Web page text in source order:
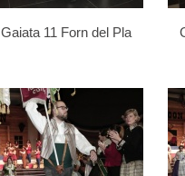
Gaiata 11 Forn del Pla